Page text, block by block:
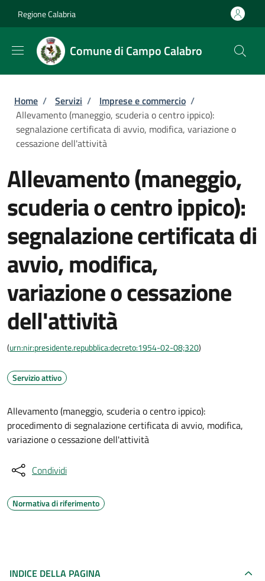
Regione Calabria
Comune di Campo Calabro
Briciole di pane
Home / Servizi / Imprese e commercio /
Allevamento (maneggio, scuderia o centro ippico):
segnalazione certificata di avvio, modifica, variazione o
cessazione dell'attività
Allevamento (maneggio,
scuderia o centro ippico):
segnalazione certificata di
avvio, modifica,
variazione o cessazione
dell'attività
(urn:nir:presidente.repubblica:decreto:1954-02-08;320)
Servizio attivo
Allevamento (maneggio, scuderia o centro ippico):
procedimento di segnalazione certificata di avvio, modifica,
variazione o cessazione dell'attività
Condividi
Normativa di riferimento
INDICE DELLA PAGINA